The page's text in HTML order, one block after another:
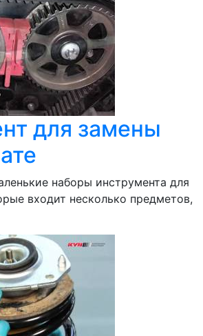
для замены
наборы инструмента для
входит несколько предметов,